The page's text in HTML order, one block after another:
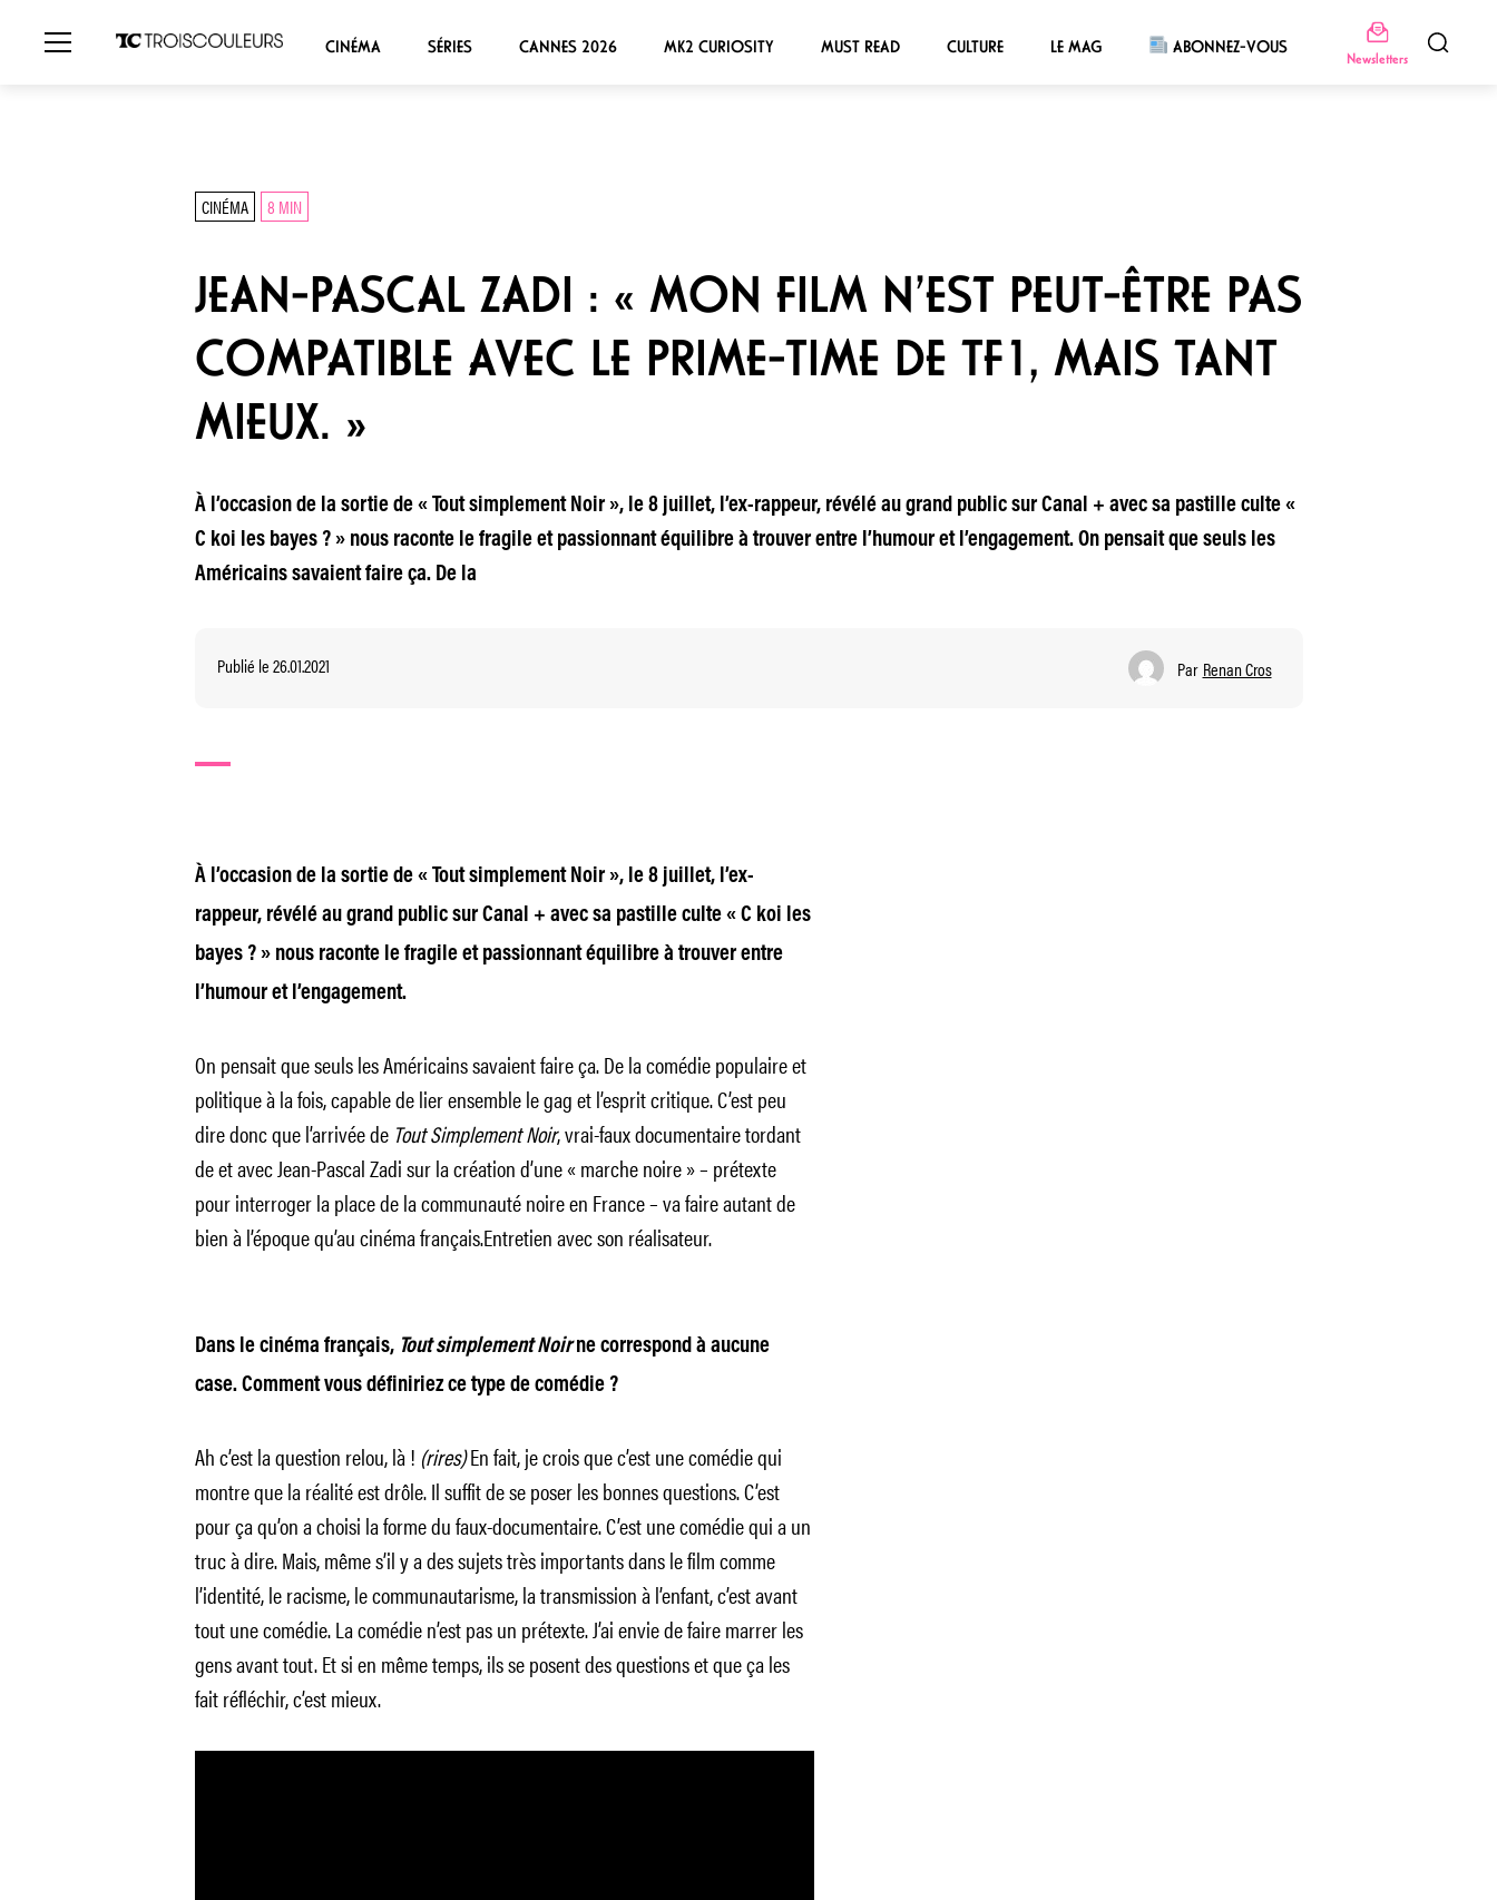
CINÉMA SÉRIES CANNES 2026 MK2 CURIOSITY MUST READ CULTURE LE MAG ABONNEZ-VOUS
Newsletters
CINÉMA 8 MIN
JEAN-PASCAL ZADI : « MON FILM N’EST PEUT-ÊTRE PAS
COMPATIBLE AVEC LE PRIME-TIME DE TF1, MAIS TANT
MIEUX. »
À l’occasion de la sortie de « Tout simplement Noir », le 8 juillet, l’ex-rappeur, révélé au grand public sur Canal + avec sa pastille culte «
C koi les bayes ? » nous raconte le fragile et passionnant équilibre à trouver entre l’humour et l’engagement. On pensait que seuls les
Américains savaient faire ça. De la
Publié le 26.01.2021 Par Renan Cros
À l’occasion de la sortie de « Tout simplement Noir », le 8 juillet, l’ex-
rappeur, révélé au grand public sur Canal + avec sa pastille culte « C koi les
bayes ? » nous raconte le fragile et passionnant équilibre à trouver entre
l’humour et l’engagement.
On pensait que seuls les Américains savaient faire ça. De la comédie populaire et
politique à la fois, capable de lier ensemble le gag et l’esprit critique. C’est peu
dire donc que l’arrivée de Tout Simplement Noir, vrai-faux documentaire tordant
de et avec Jean-Pascal Zadi sur la création d’une « marche noire » – prétexte
pour interroger la place de la communauté noire en France – va faire autant de
bien à l’époque qu’au cinéma français.Entretien avec son réalisateur.
Dans le cinéma français, Tout simplement Noirne correspond à aucune
case. Comment vous définiriez ce type de comédie ?
Ah c’est la question relou, là ! (rires)En fait, je crois que c’est une comédie qui
montre que la réalité est drôle. Il suffit de se poser les bonnes questions. C’est
pour ça qu’on a choisi la forme du faux-documentaire. C’est une comédie qui a un
truc à dire. Mais, même s’il y a des sujets très importants dans le film comme
l’identité, le racisme, le communautarisme, la transmission à l’enfant, c’est avant
tout une comédie. La comédie n’est pas un prétexte. J’ai envie de faire marrer les
gens avant tout. Et si en même temps, ils se posent des questions et que ça les
fait réfléchir, c’est mieux.